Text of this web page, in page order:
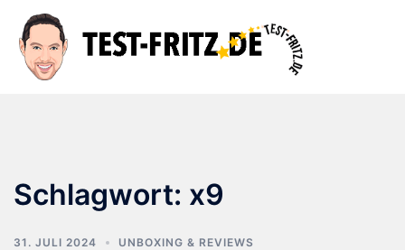
Inhalt
springen
Schlagwort: x9
31. JULI 2024 UNBOXING & REVIEWS